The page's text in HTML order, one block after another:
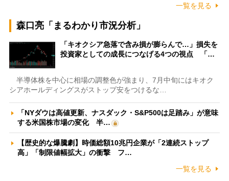
一覧を見る
森口亮「まるわかり市況分析」
「キオクシア急落で含み損が膨らんで…」損失を
投資家としての成長につなげる4つの視点 「…
半導体株を中心に相場の調整色が強まり、7月中旬にはキオク
シアホールディングスがストップ安をつけるな…
「NYダウは高値更新、ナスダック・S&P500は足踏み」が意味
する米国株市場の変化 半…
【歴史的な爆騰劇】時価総額10兆円企業が「2連続ストップ
高」「制限値幅拡大」の衝撃 フ…
一覧を見る